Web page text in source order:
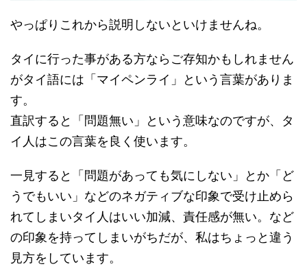
やっぱりこれから説明しないといけませんね。
タイに行った事がある方ならご存知かもしれません
がタイ語には「マイペンライ」という言葉がありま
す。
直訳すると「問題無い」という意味なのですが、タ
イ人はこの言葉を良く使います。
一見すると「問題があっても気にしない」とか「ど
うでもいい」などのネガティブな印象で受け止めら
れてしまいタイ人はいい加減、責任感が無い。など
の印象を持ってしまいがちだが、私はちょっと違う
見方をしています。